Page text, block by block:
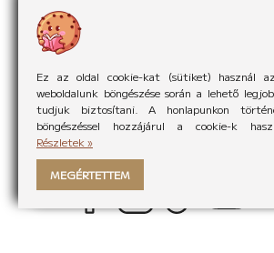
Ez az oldal cookie-kat (sütiket) használ
weboldalunk böngészése során a lehető
tudjuk biztosítani. A honlapunkon
böngészéssel hozzájárul a cookie-k
Részletek »
MEGÉRTETTEM